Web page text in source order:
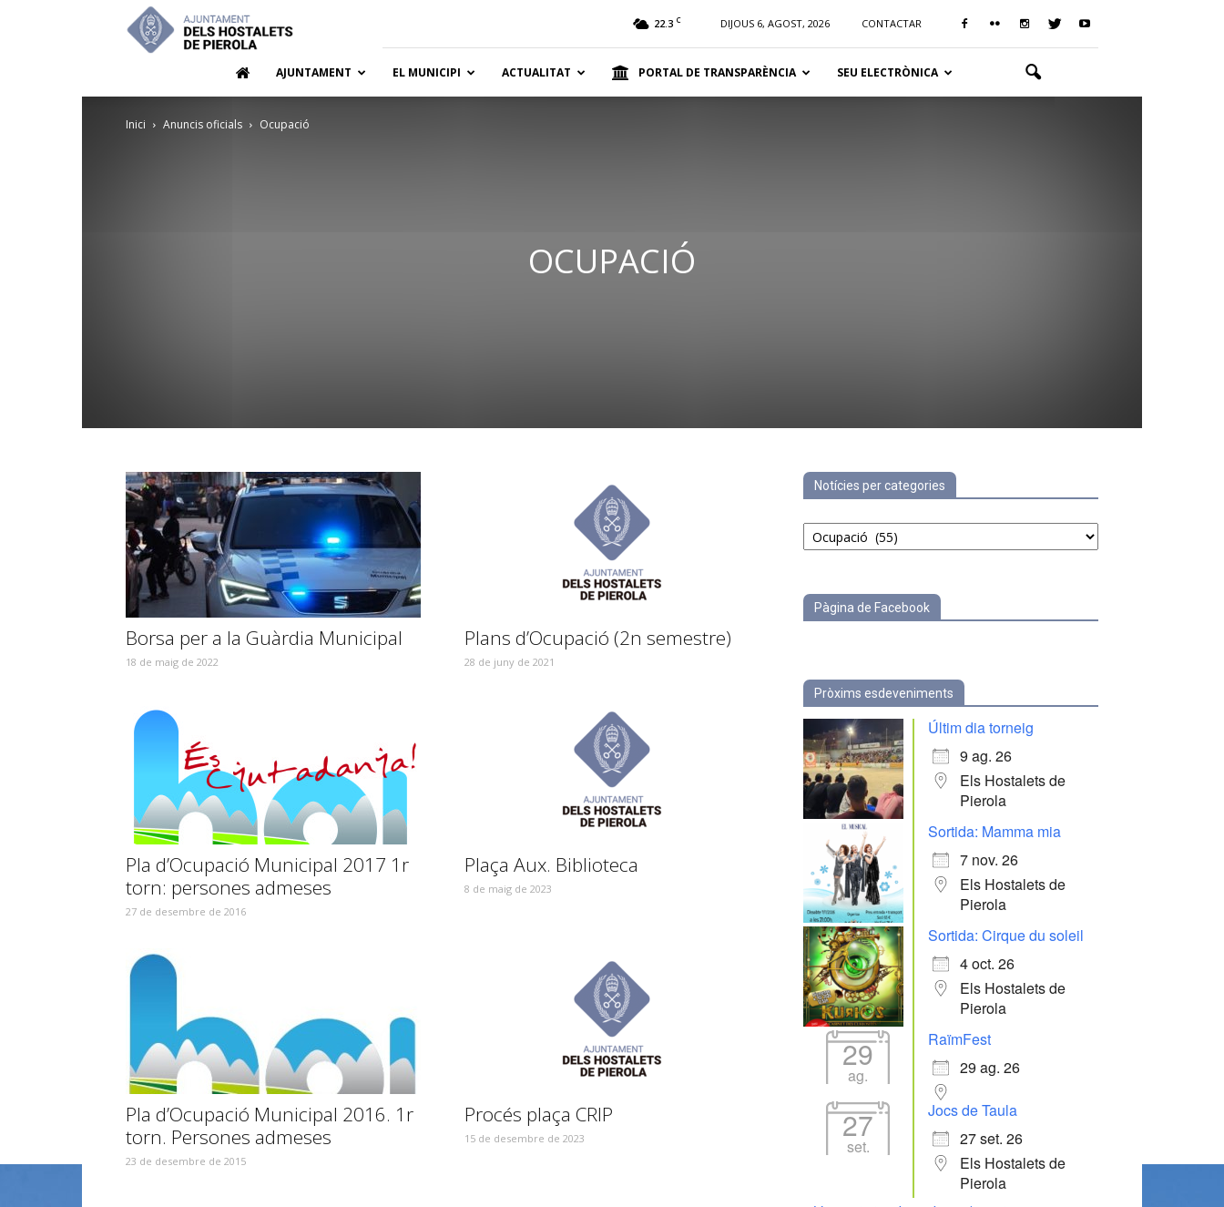
Hostalets
de
22.3 C DIJOUS 6, AGOST, 2026 CONTACTAR
AJUNTAMENT EL MUNICIPI ACTUALITAT PORTAL DE TRANSPARÈNCIA SEU ELECTRÒNICA
Inici Anuncis oficials Ocupació
OCUPACIÓ
Borsa per a la Guàrdia Municipal
18 de maig de 2022
Plans d’Ocupació (2n semestre)
28 de juny de 2021
Pla d’Ocupació Municipal 2017 1r
torn: persones admeses
27 de desembre de 2016
Plaça Aux. Biblioteca
8 de maig de 2023
Pla d’Ocupació Municipal 2016. 1r
torn. Persones admeses
23 de desembre de 2015
Procés plaça CRIP
15 de desembre de 2023
Notícies per categories
Notícies
per
Pàgina de Facebook
Pròxims esdeveniments
Últim dia torneig
9 ag. 26
Els Hostalets de
Pierola
Sortida: Mamma mia
7 nov. 26
Els Hostalets de
Pierola
Sortida: Cirque du soleil
4 oct. 26
Els Hostalets de
Pierola
29
ag.
RaïmFest
29 ag. 26
27
set.
Jocs de Taula
27 set. 26
Els Hostalets de
Pierola